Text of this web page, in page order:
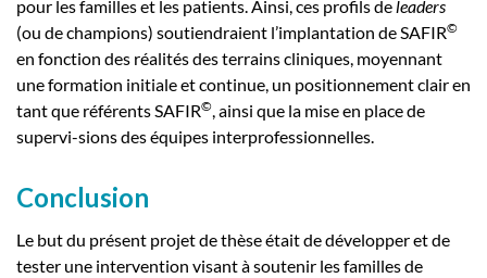
pour les familles et les patients. Ainsi, ces profils deleaders
(ou de champions) soutiendraient l’implantation de SAFIR©
en fonction des réalités des terrains cliniques, moyennant
une formation initiale et continue, un positionnement clair en
tant que référents SAFIR©, ainsi que la mise en place de
supervi-sions des équipes interprofessionnelles.
Conclusion
Le but du présent projet de thèse était de développer et de
tester une intervention visant à soutenir les familles de